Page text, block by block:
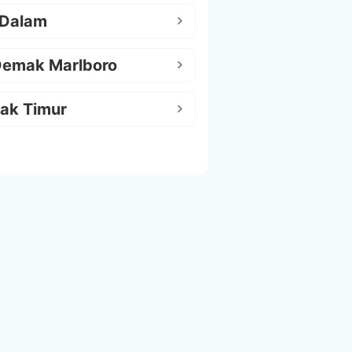
Marlboro
Timur